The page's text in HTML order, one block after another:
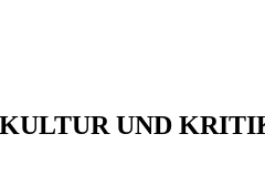
KULTUR UND